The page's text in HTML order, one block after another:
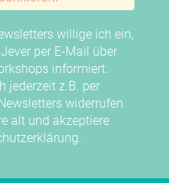
willige ich ein,
per E-Mail über
informiert.
jederzeit z.B. per
widerrufen.
alt und akzeptiere
.